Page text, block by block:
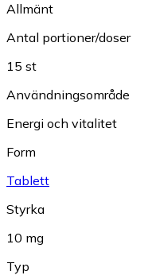
Allmänt
Antal portioner/doser
15 st
Användningsområde
Energi och vitalitet
Form
Tablett
Styrka
10 mg
Typ